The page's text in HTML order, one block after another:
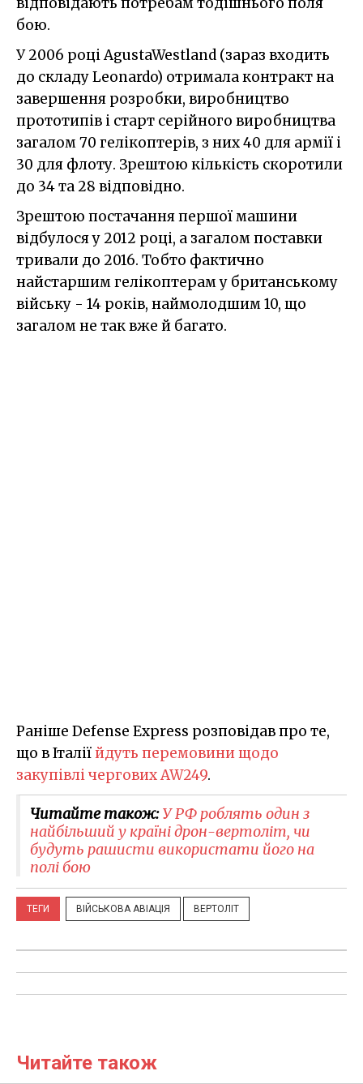
бою.
У 2006 році AgustaWestland (зараз входить
до складу Leonardo) отримала контракт на
завершення розробки, виробництво
прототипів і старт серійного виробництва
загалом 70 гелікоптерів, з них 40 для армії і
30 для флоту. Зрештою кількість скоротили
до 34 та 28 відповідно.
Зрештою постачання першої машини
відбулося у 2012 році, а загалом поставки
тривали до 2016. Тобто фактично
найстаршим гелікоптерам у британському
війську - 14 років, наймолодшим 10, що
загалом не так вже й багато.
Раніше Defense Express розповідав про те,
що в Італіїйдуть перемовини щодо
закупівлі чергових AW249.
Читайте також:У РФ роблять один з
найбільший у країні дрон-вертоліт, чи
будуть рашисти використати його на
полі бою
ТЕГИ ВІЙСЬКОВА АВІАЦІЯ ВЕРТОЛІТ
Читайте також